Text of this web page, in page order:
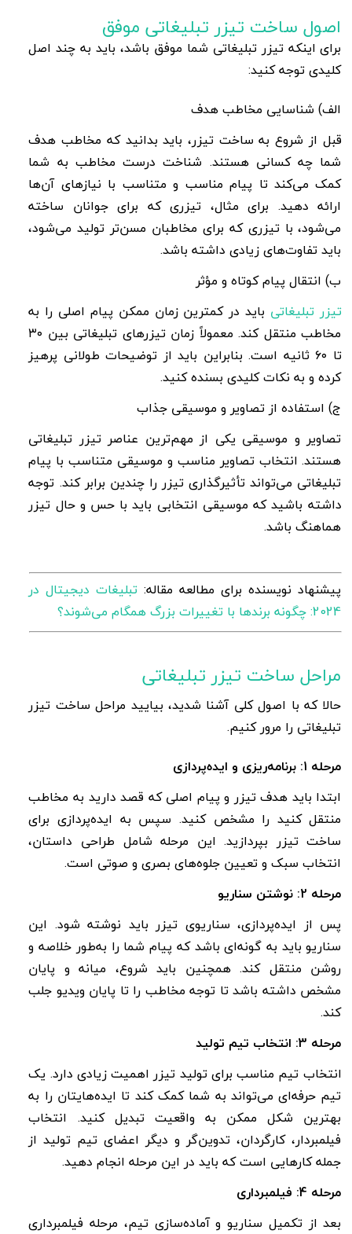
اصول ساخت تیزر تبلیغاتی موفق
برای اینکه تیزر تبلیغاتی شما موفق باشد، باید به چند اصل
کلیدی توجه کنید:
الف) شناسایی مخاطب هدف
قبل از شروع به ساخت تیزر، باید بدانید که مخاطب هدف
شما چه کسانی هستند. شناخت درست مخاطب به شما
کمک می‌کند تا پیام مناسب و متناسب با نیازهای آن‌ها
ارائه دهید. برای مثال، تیزری که برای جوانان ساخته
می‌شود، با تیزری که برای مخاطبان مسن‌تر تولید می‌شود،
باید تفاوت‌های زیادی داشته باشد.
ب) انتقال پیام کوتاه و مؤثر
تیزر تبلیغاتی باید در کمترین زمان ممکن پیام اصلی را به
مخاطب منتقل کند. معمولاً زمان تیزرهای تبلیغاتی بین ۳۰
تا ۶۰ثانیه است. بنابراین باید از توضیحات طولانی پرهیز
کرده و به نکات کلیدی بسنده کنید.
ج) استفاده از تصاویر و موسیقی جذاب
تصاویر و موسیقی یکی از مهم‌ترین عناصر تیزر تبلیغاتی
هستند. انتخاب تصاویر مناسب و موسیقی متناسب با پیام
تبلیغاتی می‌تواند تأثیرگذاری تیزر را چندین برابر کند. توجه
داشته باشید که موسیقی انتخابی باید با حس و حال تیزر
هماهنگ باشد.
پیشنهاد نویسنده برای مطالعه مقاله: تبلیغات دیجیتال در
2024: چگونه برندها با تغییرات بزرگ همگام می‌شوند؟
مراحل ساخت تیزر تبلیغاتی
حالا که با اصول کلی آشنا شدید، بیایید مراحل ساخت تیزر
تبلیغاتی را مرور کنیم.
مرحله 1: برنامه‌ریزی و ایده‌پردازی
ابتدا باید هدف تیزر و پیام اصلی که قصد دارید به مخاطب
منتقل کنید را مشخص کنید. سپس به ایده‌پردازی برای
ساخت تیزر بپردازید. این مرحله شامل طراحی داستان،
انتخاب سبک و تعیین جلوه‌های بصری و صوتی است.
مرحله 2: نوشتن سناریو
پس از ایده‌پردازی، سناریوی تیزر باید نوشته شود. این
سناریو باید به گونه‌ای باشد که پیام شما را به‌طور خلاصه و
روشن منتقل کند. همچنین باید شروع، میانه و پایان
مشخص داشته باشد تا توجه مخاطب را تا پایان ویدیو جلب
کند.
مرحله 3: انتخاب تیم تولید
انتخاب تیم مناسب برای تولید تیزر اهمیت زیادی دارد. یک
تیم حرفه‌ای می‌تواند به شما کمک کند تا ایده‌هایتان را به
بهترین شکل ممکن به واقعیت تبدیل کنید. انتخاب
فیلمبردار، کارگردان، تدوین‌گر و دیگر اعضای تیم تولید از
جمله کارهایی است که باید در این مرحله انجام دهید.
مرحله 4: فیلمبرداری
بعد از تکمیل سناریو و آماده‌سازی تیم، مرحله فیلمبرداری